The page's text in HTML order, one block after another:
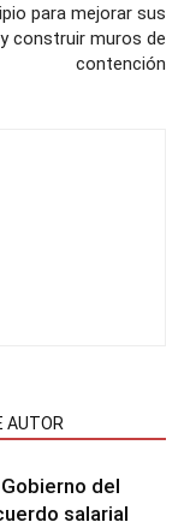
para mejorar sus
construir muros de
contención
AUTOR
del
salarial